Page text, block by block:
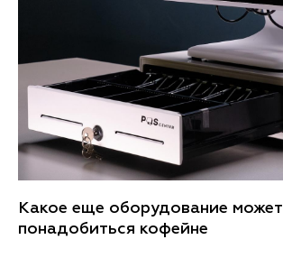
Какое еще оборудование может
понадобиться кофейне